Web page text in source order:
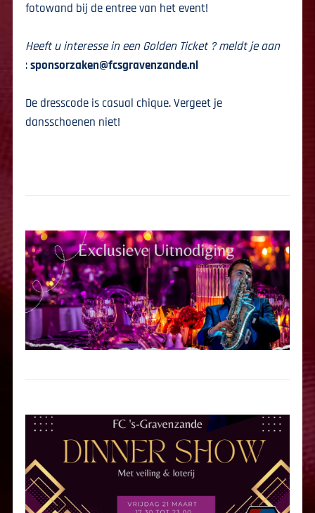
fotowand bij de entree van het event!
Heeft u interesse in een Golden Ticket ? meldt je aan
:sponsorzaken@fcsgravenzande.nl
De dresscode is casual chique. Vergeet je
dansschoenen niet!